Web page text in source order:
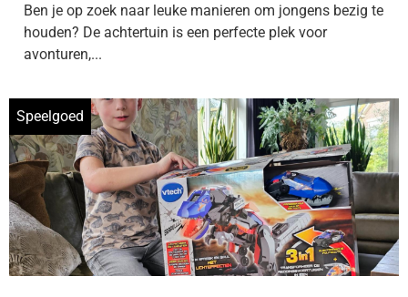
Ben je op zoek naar leuke manieren om jongens bezig te
houden? De achtertuin is een perfecte plek voor
avonturen,...
Speelgoed